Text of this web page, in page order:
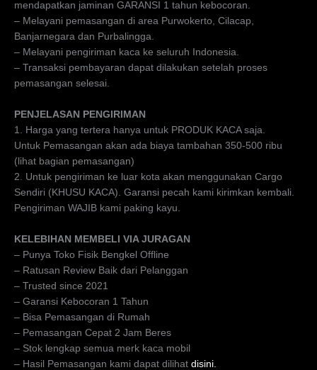
mendapatkan jaminan GARANSI 1 tahun kebocoran.
– Melayani pemasangan di area Purwokerto, Cilacap,
Banjarnegara dan Purbalingga.
– Melayani pengiriman kaca ke seluruh Indonesia.
– Transaksi pembayaran dapat dilakukan setelah proses
pemasangan selesai.
PENJELASAN PENGIRIMAN
1. Harga yang tertera hanya untuk PRODUK KACA saja.
Untuk Pemasangan akan ada biaya tambahan 350-500 ribu
(lihat bagian pemasangan)
2. Untuk pengiriman ke luar kota akan menggunakan Cargo
Sendiri (KHUSU KACA). Garansi pecah kami kirimkan kembali.
Pengiriman WAJIB kami paking kayu.
KELEBIHAN MEMBELI VIA JURAGAN
– Punya Toko Fisik Bengkel Offline
– Ratusan Review Baik dari Pelanggan
– Trusted since 2021
– Garansi Kebocoran 1 Tahun
– Bisa Pemasangan di Rumah
– Pemasangan Cepat 2 Jam Beres
– Stok lengkap semua merk kaca mobil
– Hasil Pemasangan kami dapat dilihat disini.